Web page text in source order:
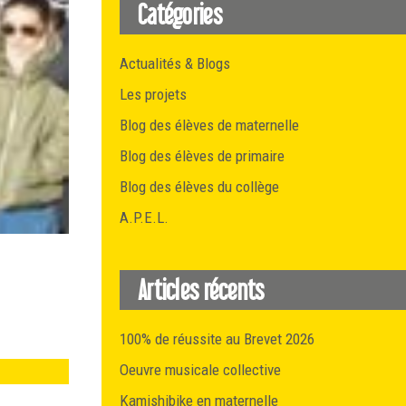
Catégories
Actualités & Blogs
Les projets
Blog des élèves de maternelle
Blog des élèves de primaire
Blog des élèves du collège
A.P.E.L.
Articles récents
100% de réussite au Brevet 2026
Oeuvre musicale collective
Kamishibike en maternelle